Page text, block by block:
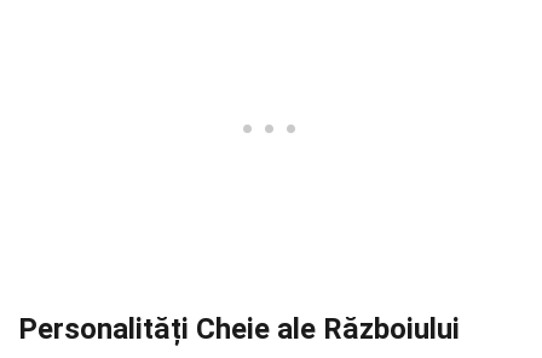
Personalități Cheie ale Războiului